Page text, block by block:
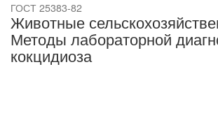
ГОСТ 25383-82
Животные
Методы лабораторной
кокцидиоза